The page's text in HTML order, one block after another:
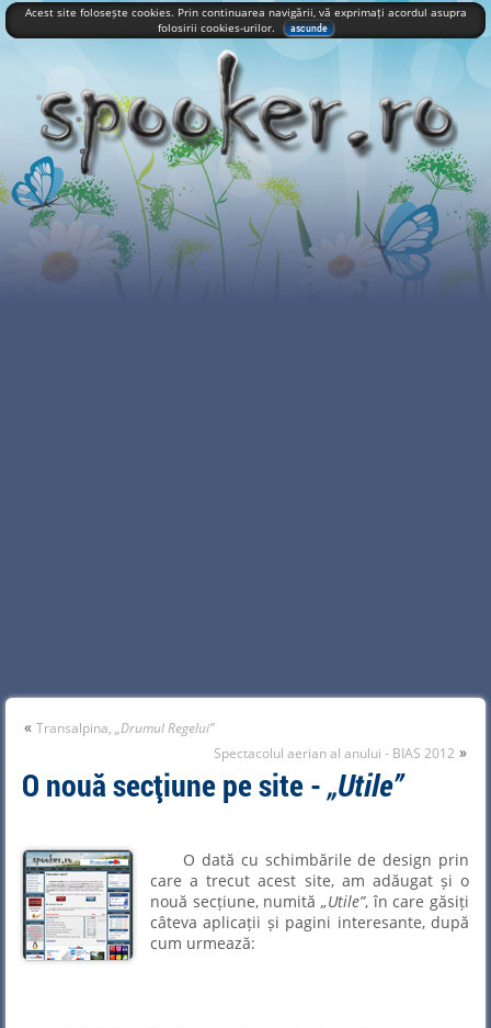
Acest site folosește cookies. Prin continuarea navigării, vă exprimați acordul asupra
folosirii cookies-urilor. ascunde
« Transalpina, Drumul Regelui
Spectacolul aerian al anului - BIAS 2012 »
O nouă secțiune pe site - Utile
O dată cu schimbările de design prin
care a trecut acest site, am adăugat și o
nouă secțiune, numită
Utile , în care găsiți
câteva aplicații și pagini interesante, după
cum urmează: